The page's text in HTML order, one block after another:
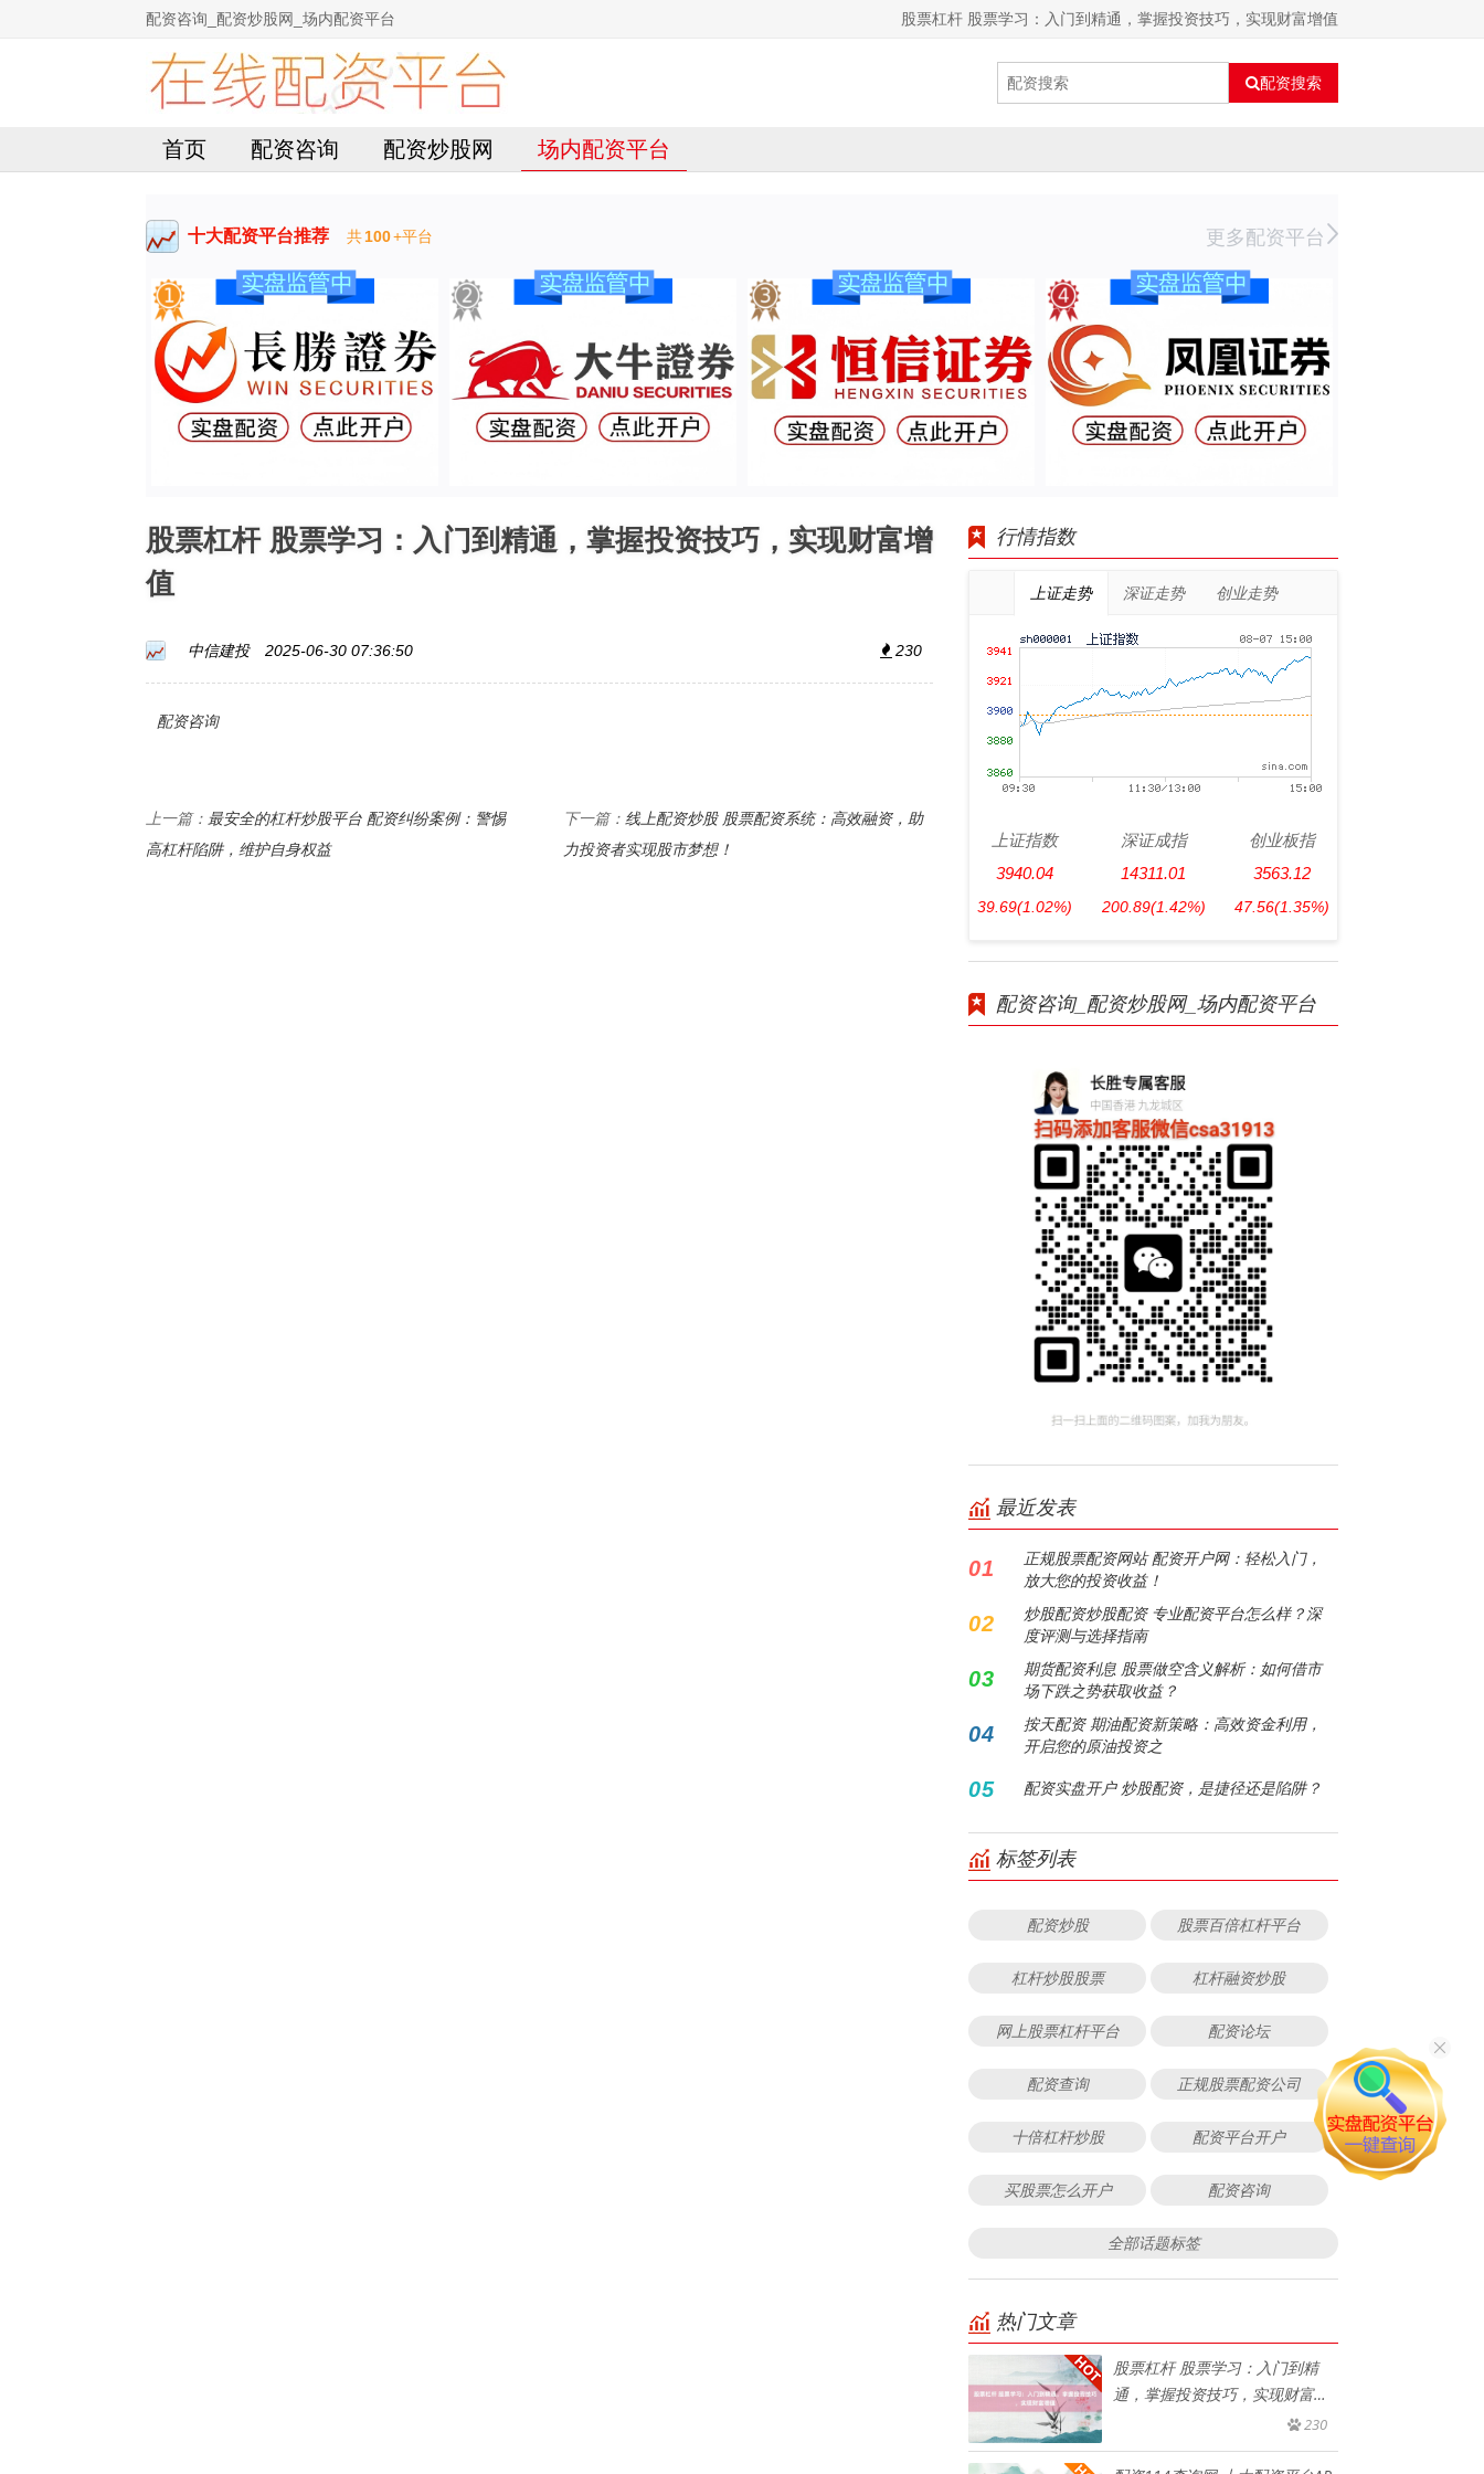
配资咨询_配资炒股网_场内配资平台 股票杠杆 股票学习：入门到精通，掌握投资技巧，实现财富增值
配资搜索
首页 配资咨询 配资炒股网 场内配资平台
十大配资平台推荐 共100+平台 更多配资平台
股票杠杆 股票学习：入门到精通，掌握投资技巧，实现财富增
值
中信建投 2025-06-30 07:36:50 230
配资咨询
上一篇： 最安全的杠杆炒股平台 配资纠纷案例：警惕
高杠杆陷阱，维护自身权益
下一篇： 线上配资炒股 股票配资系统：高效融资，助
力投资者实现股市梦想！
行情指数
上证走势 深证走势 创业走势
上证指数
3940.04
39.69(1.02%)
深证成指
14311.01
200.89(1.42%)
创业板指
3563.12
47.56(1.35%)
配资咨询_配资炒股网_场内配资平台
最近发表
01
正规股票配资网站 配资开户网：轻松入门，
放大您的投资收益！
02
炒股配资炒股配资 专业配资平台怎么样？深
度评测与选择指南
03
期货配资利息 股票做空含义解析：如何借市
场下跌之势获取收益？
04
按天配资 期油配资新策略：高效资金利用，
开启您的原油投资之
05 配资实盘开户 炒股配资，是捷径还是陷阱？
标签列表
配资炒股 股票百倍杠杆平台
杠杆炒股股票 杠杆融资炒股
网上股票杠杆平台 配资论坛
配资查询 正规股票配资公司
十倍杠杆炒股 配资平台开户
买股票怎么开户 配资咨询
全部话题标签
热门文章
股票杠杆 股票学习：入门到精
通，掌握投资技巧，实现财富增
230